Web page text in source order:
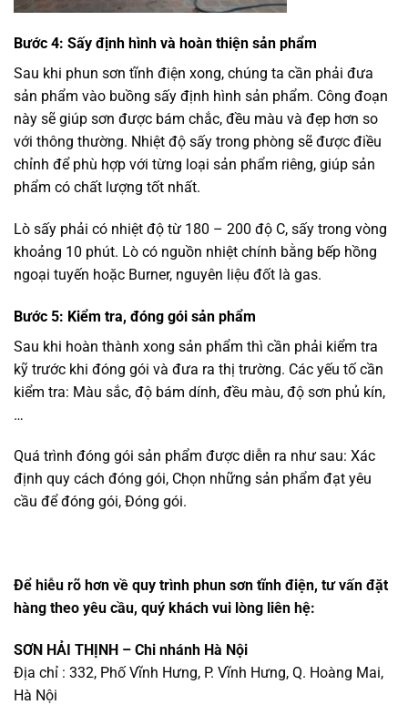
Bước 4: Sấy định hình và hoàn thiện sản phẩm
Sau khi phun sơn tĩnh điện xong, chúng ta cần phải đưa
sản phẩm vào buồng sấy định hình sản phẩm. Công đoạn
này sẽ giúp sơn được bám chắc, đều màu và đẹp hơn so
với thông thường. Nhiệt độ sấy trong phòng sẽ được điều
chỉnh để phù hợp với từng loại sản phẩm riêng, giúp sản
phẩm có chất lượng tốt nhất.
Lò sấy phải có nhiệt độ từ 180 – 200 độ C, sấy trong vòng
khoảng 10 phút. Lò có nguồn nhiệt chính bằng bếp hồng
ngoại tuyến hoặc Burner, nguyên liệu đốt là gas.
Bước 5: Kiểm tra, đóng gói sản phẩm
Sau khi hoàn thành xong sản phẩm thì cần phải kiểm tra
kỹ trước khi đóng gói và đưa ra thị trường. Các yếu tố cần
kiểm tra: Màu sắc, độ bám dính, đều màu, độ sơn phủ kín,
…
Quá trình đóng gói sản phẩm được diễn ra như sau: Xác
định quy cách đóng gói, Chọn những sản phẩm đạt yêu
cầu để đóng gói, Đóng gói.
Để hiễu rõ hơn về quy trình phun sơn tĩnh điện, tư vấn đặt
hàng theo yêu cầu, quý khách vui lòng liên hệ:
SƠN HẢI THỊNH – Chi nhánh Hà Nội
Địa chỉ : 332, Phố Vĩnh Hưng, P. Vĩnh Hưng, Q. Hoàng Mai,
Hà Nội